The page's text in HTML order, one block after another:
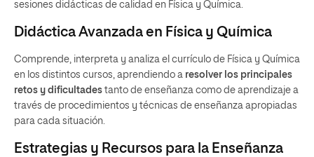
sesiones didácticas de calidad en Física y Química.
Didáctica Avanzada en Física y Química
Comprende, interpreta y analiza el currículo de Física y Química
en los distintos cursos, aprendiendo a resolver los principales
retos y dificultades tanto de enseñanza como de aprendizaje a
través de procedimientos y técnicas de enseñanza apropiadas
para cada situación.
Estrategias y Recursos para la Enseñanza